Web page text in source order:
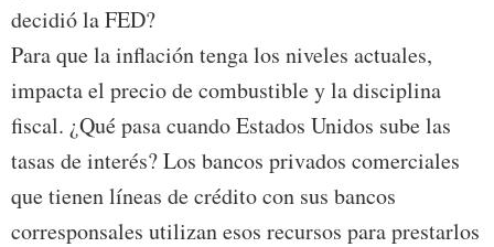
decidió la FED?
Para que la inflación tenga los niveles actuales,
impacta el precio de combustible y la disciplina
fiscal. ¿Qué pasa cuando Estados Unidos sube las
tasas de interés? Los bancos privados comerciales
que tienen líneas de crédito con sus bancos
corresponsales utilizan esos recursos para prestarlos